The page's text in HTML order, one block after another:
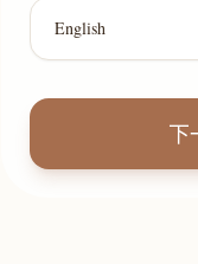
English
下